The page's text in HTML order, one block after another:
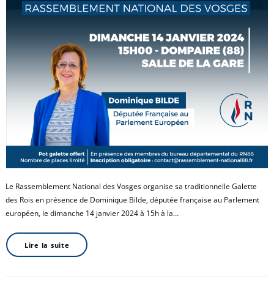
Le Rassemblement National des Vosges organise sa traditionnelle Galette
des Rois en présence de Dominique Bilde, députée française au Parlement
européen, le dimanche 14 janvier 2024 à 15h à la…
Lire la suite